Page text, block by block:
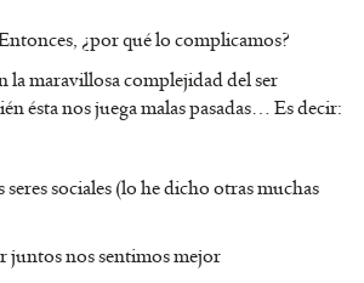
¿por qué lo complicamos?
la maravillosa complejidad del ser
ésta nos juega malas pasadas… Es decir:
seres sociales (lo he dicho otras muchas
juntos nos sentimos mejor